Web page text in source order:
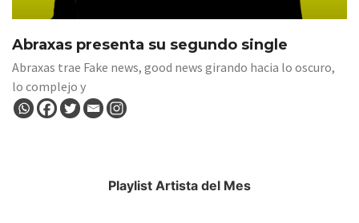
Abraxas presenta su segundo single
Abraxas trae Fake news, good news girando hacia lo oscuro,
lo complejo y
Playlist Artista del Mes